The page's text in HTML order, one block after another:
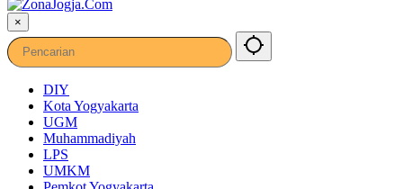
×
DIY
Kota Yogyakarta
UGM
Muhammadiyah
LPS
UMKM